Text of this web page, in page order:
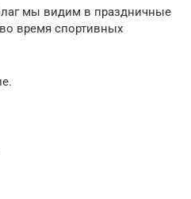
мы видим в праздничные
время спортивных